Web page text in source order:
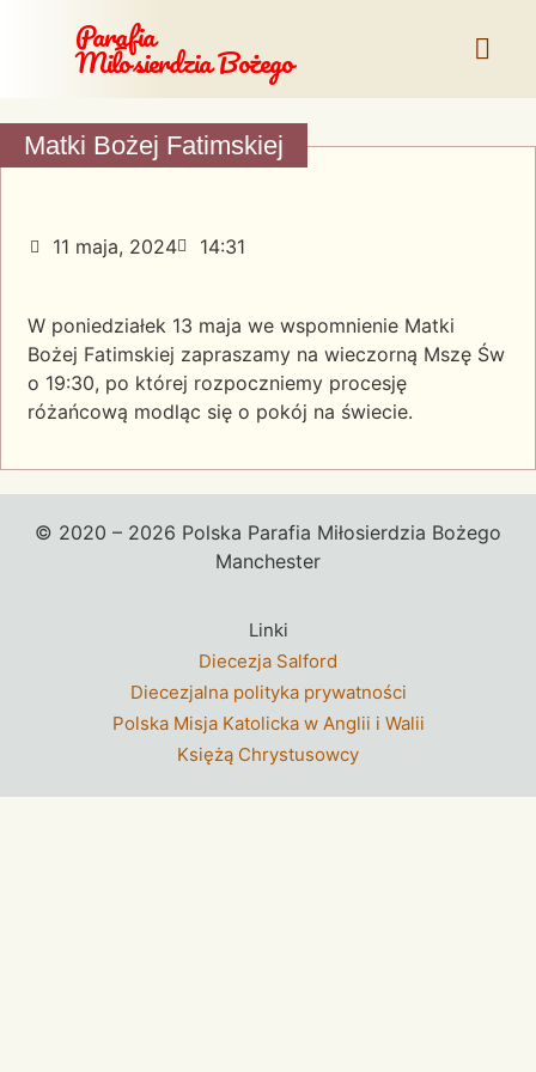
Parafia
Miłosierdzia Bożego
Matki Bożej Fatimskiej
11 maja, 2024 14:31
W poniedziałek 13 maja we wspomnienie Matki
Bożej Fatimskiej zapraszamy na wieczorną Mszę Św
o 19:30, po której rozpoczniemy procesję
różańcową modląc się o pokój na świecie.
© 2020 – 2026 Polska Parafia Miłosierdzia Bożego
Manchester
Linki
Diecezja Salford
Diecezjalna polityka prywatności
Polska Misja Katolicka w Anglii i Walii
Księżą Chrystusowcy